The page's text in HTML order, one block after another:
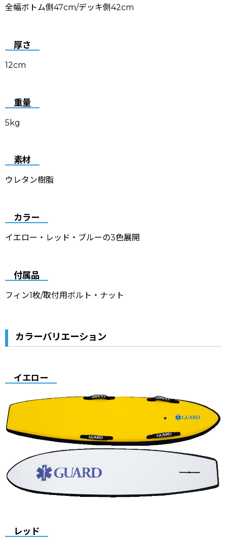
全幅ボトム側47cm/デッキ側42cm
厚さ
12cm
重量
5kg
素材
ウレタン樹脂
カラー
イエロー・レッド・ブルーの3色展開
付属品
フィン1枚/取付用ボルト・ナット
カラーバリエーション
イエロー
レッド